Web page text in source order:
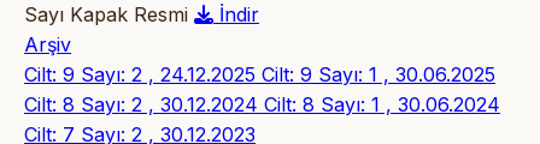
Sayı Kapak Resmi
İndir
Arşiv
Cilt: 9 Sayı: 2 , 24.12.2025 Cilt: 9 Sayı: 1 , 30.06.2025
Cilt: 8 Sayı: 2 , 30.12.2024 Cilt: 8 Sayı: 1 , 30.06.2024
Cilt: 7 Sayı: 2 , 30.12.2023